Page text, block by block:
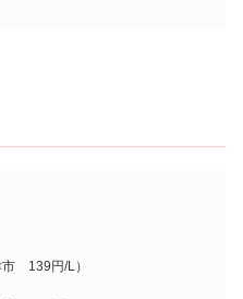
139円/L）